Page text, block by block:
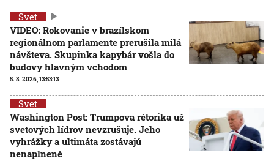
Svet
VIDEO: Rokovanie v brazílskom
regionálnom parlamente prerušila milá
návšteva. Skupinka kapybár vošla do
budovy hlavným vchodom
5. 8. 2026, 13:53:13
Svet
Washington Post: Trumpova rétorika už
svetových lídrov nevzrušuje. Jeho
vyhrážky a ultimáta zostávajú
nenaplnené